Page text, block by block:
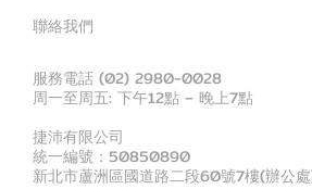
聯絡我們
服務電話 (02) 2980-0028
周一至周五: 下午12點 – 晚上7點
捷沛有限公司
統一編號：50850890
新北市蘆洲區國道路二段60號7樓(辦公